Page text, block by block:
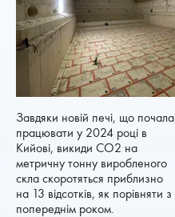
Завдяки новій печі, що почала
працювати у 2024 році в
Кийові, викиди CO2 на
метричну тонну виробленого
скла скоротяться приблизно
на 13 відсотків, як порівняти з
попереднім роком.